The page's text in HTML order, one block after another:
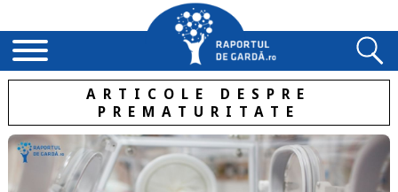
ARTICOLE DESPRE
PREMATURITATE